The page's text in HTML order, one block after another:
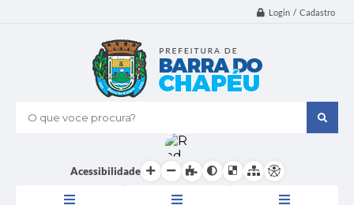
Login / Cadastro
O que voce procura?
Acessibilidade